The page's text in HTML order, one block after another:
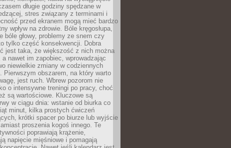
długie godziny spędzane w
stres związany z terminami i
przed ekranem mogą mieć bardzo
wpływ na zdrowie. Bóle kręgosłupa,
bóle głowy, problemy ze snem czy
tylko część konsekwencji. Dobra
jest taka, że większość z nich można
a nawet im zapobiec, wprowadzając
niewielkie zmiany w codziennych
Pierwszym obszarem, na który warto
jest ruch. Wbrew pozorom nie
o intensywne treningi po pracy, choć
są wartościowe. Kluczowe są
w ciągu dnia: wstanie od biurka co
minut, kilka prostych ćwiczeń
krótki spacer po biurze lub wyjście
proszenia kogoś innego. Te
poprawiają krążenie,
napięcie mięśniowe i pomagają